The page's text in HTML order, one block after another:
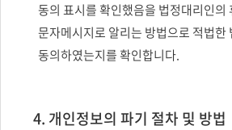
동의 표시를 확인했음을 법정대리인의
문자메시지로 알리는 방법으로 적법한
동의하였는지를 확인합니다.
4. 개인정보의 파기 절차 및 방법